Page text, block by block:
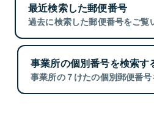
最近検索した郵便番号
過去に検索した郵便番号をご覧
事業所の個別番号を検索す
事業所の７けたの個別郵便番号